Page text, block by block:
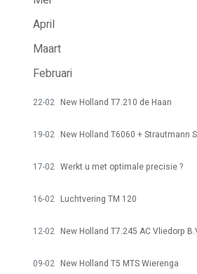
April
Maart
Februari
22-02 New Holland T7.210 de Haan
19-02 New Holland T6060 + Strautmann
17-02 Werkt u met optimale precisie ?
16-02 Luchtvering TM 120
12-02 New Holland T7.245 AC Vliedorp
09-02 New Holland T5 MTS Wierenga